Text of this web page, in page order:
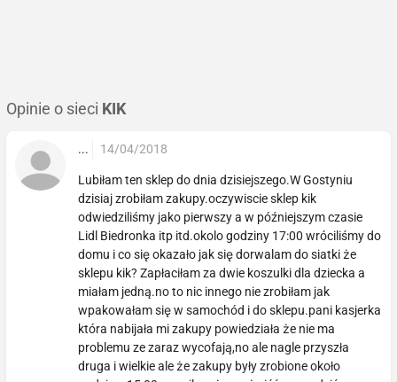
Opinie o sieci KIK
... 14/04/2018
Lubiłam ten sklep do dnia dzisiejszego.W Gostyniu
dzisiaj zrobiłam zakupy.oczywiscie sklep kik
odwiedziliśmy jako pierwszy a w późniejszym czasie
Lidl Biedronka itp itd.okolo godziny 17:00 wróciliśmy do
domu i co się okazało jak się dorwalam do siatki że
sklepu kik? Zapłaciłam za dwie koszulki dla dziecka a
miałam jedną.no to nic innego nie zrobiłam jak
wpakowałam się w samochód i do sklepu.pani kasjerka
która nabijała mi zakupy powiedziała że nie ma
problemu ze zaraz wycofają,no ale nagle przyszła
druga i wielkie ale że zakupy były zrobione około